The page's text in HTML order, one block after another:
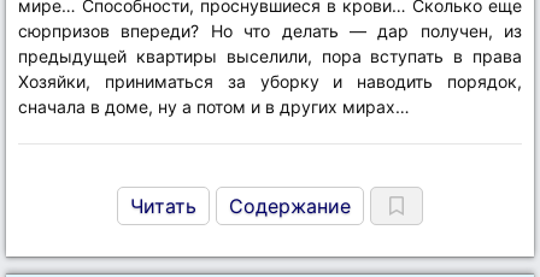
мире… Способности, проснувшиеся в крови… Сколько еще
сюрпризов впереди? Но что делать — дар получен, из
предыдущей квартиры выселили, пора вступать в права
Хозяйки, приниматься за уборку и наводить порядок,
сначала в доме, ну а потом и в других мирах…
Читать Содержание